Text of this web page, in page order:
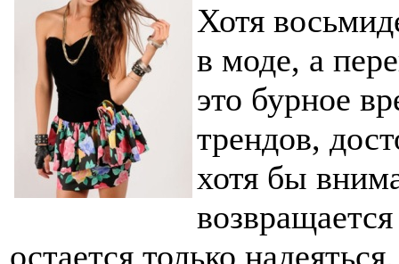
Хотя
в моде, а
это бурное
трендов,
хотя бы
остается только